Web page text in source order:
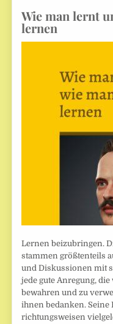
Wie man lernt
lernen
Lernen beizubringen.
stammen größtenteils
und Diskussionen mit
jede gute Anregung,
bewahren und zu
ihnen bedanken. Seine
richtungsweisen